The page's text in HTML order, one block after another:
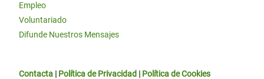
Empleo
Voluntariado
Difunde Nuestros Mensajes
Contacta | Política de Privacidad | Política de Cookies